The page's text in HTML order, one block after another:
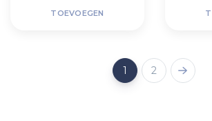
TOEVOEGEN
1 2